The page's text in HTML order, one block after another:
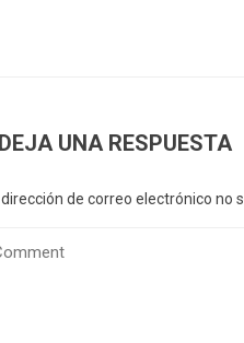
DEJA UNA RESPUESTA
de correo electrónico no